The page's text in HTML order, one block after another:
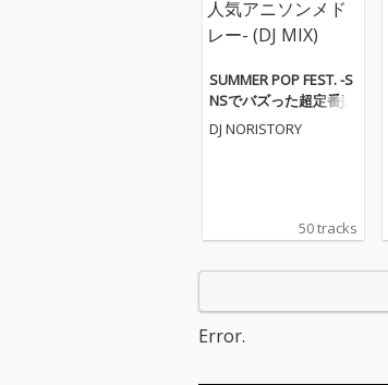
SUMMER POP FEST. -S
NSでバズった超定番J-P
OP&人気アニソンメド
レー- (DJ MIX)
DJ NORISTORY
50 tracks
Error.